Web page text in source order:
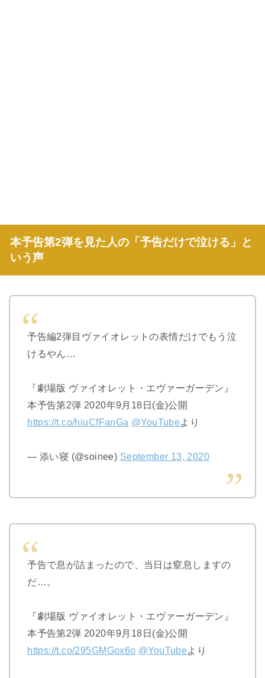
本予告第2弾を見た人の「予告だけで泣ける」と
いう声
予告編2弾目ヴァイオレットの表情だけでもう泣
けるやん…
『劇場版 ヴァイオレット・エヴァーガーデン』
本予告第2弾 2020年9月18日(金)公開
https://t.co/hiuCfFanGa @YouTubeより
— 添い寝 (@soinee) September 13, 2020
予告で息が詰まったので、当日は窒息しますの
だ…。
『劇場版 ヴァイオレット・エヴァーガーデン』
本予告第2弾 2020年9月18日(金)公開
https://t.co/295GMGox6o @YouTubeより